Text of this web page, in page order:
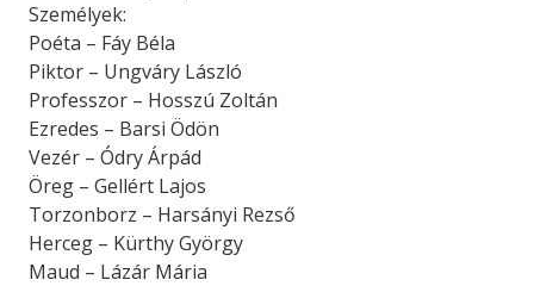
Személyek:
Poéta – Fáy Béla
Piktor – Ungváry László
Professzor – Hosszú Zoltán
Ezredes – Barsi Ödön
Vezér – Ódry Árpád
Öreg – Gellért Lajos
Torzonborz – Harsányi Rezső
Herceg – Kürthy György
Maud – Lázár Mária